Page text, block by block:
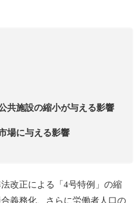
共施設の縮小が与える影響
場に与える影響
改正による「4号特例」の縮
義務化、さらに労働者人口の